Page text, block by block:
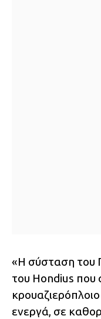
«Η σύσταση του
του Hondius
ενεργά, σε